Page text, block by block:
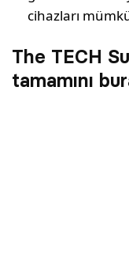
cihazları
The TECH
tamamını